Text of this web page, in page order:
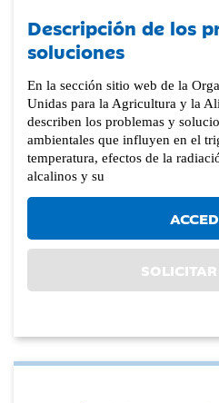
Descripción de los
soluciones
En la sección sitio web de la
Unidas para la Agricultura y la
describen los problemas y
ambientales que influyen en el
temperatura, efectos de la
alcalinos y su